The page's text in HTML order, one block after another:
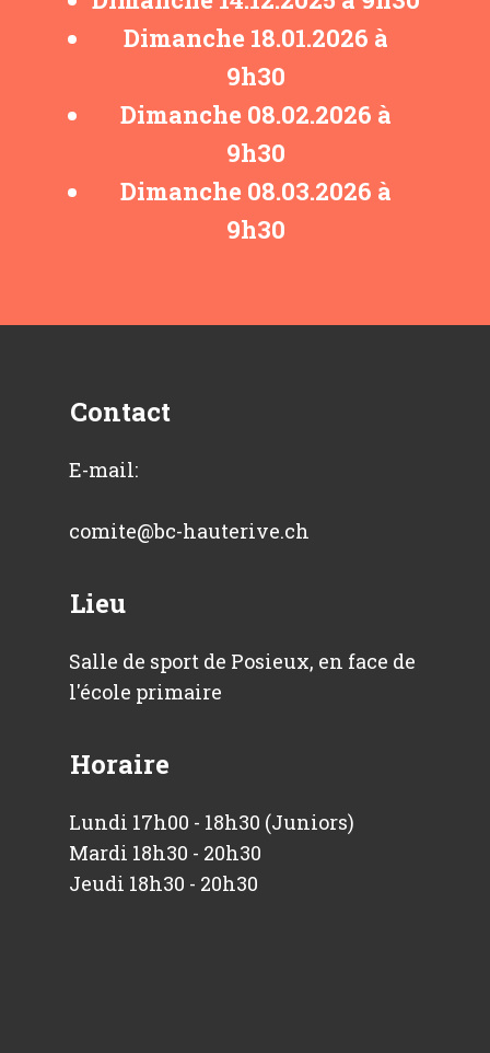
Dimanche ​18.01.2026 à
9h30
Dimanche ​08.02.2026 à
9h30
Dimanche ​08.03.2026 à
9h30
Contact
E-mail:
comite@bc-hauterive.ch
Lieu
Salle de sport de Posieux, en face de
l'école primaire
Horaire
Lundi 17h00 - 18h30 (Juniors)
Mardi 18h30 - 20h30
Jeudi 18h30 - 20h30